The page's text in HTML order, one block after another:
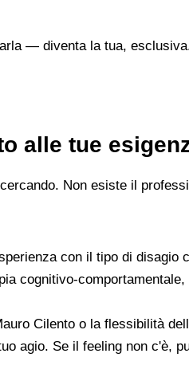
— diventa la tua,
alle tue
Non esiste il
con il tipo di disagio
cognitivo-
Cilento o la flessibilità
agio. Se il feeling non c'è,